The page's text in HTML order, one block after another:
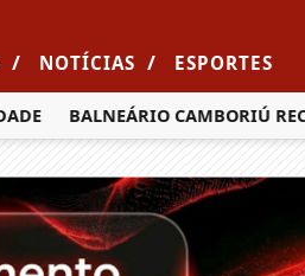
/ NOTÍCIAS / ESPORTES
BALNEÁRIO CAMBORIÚ